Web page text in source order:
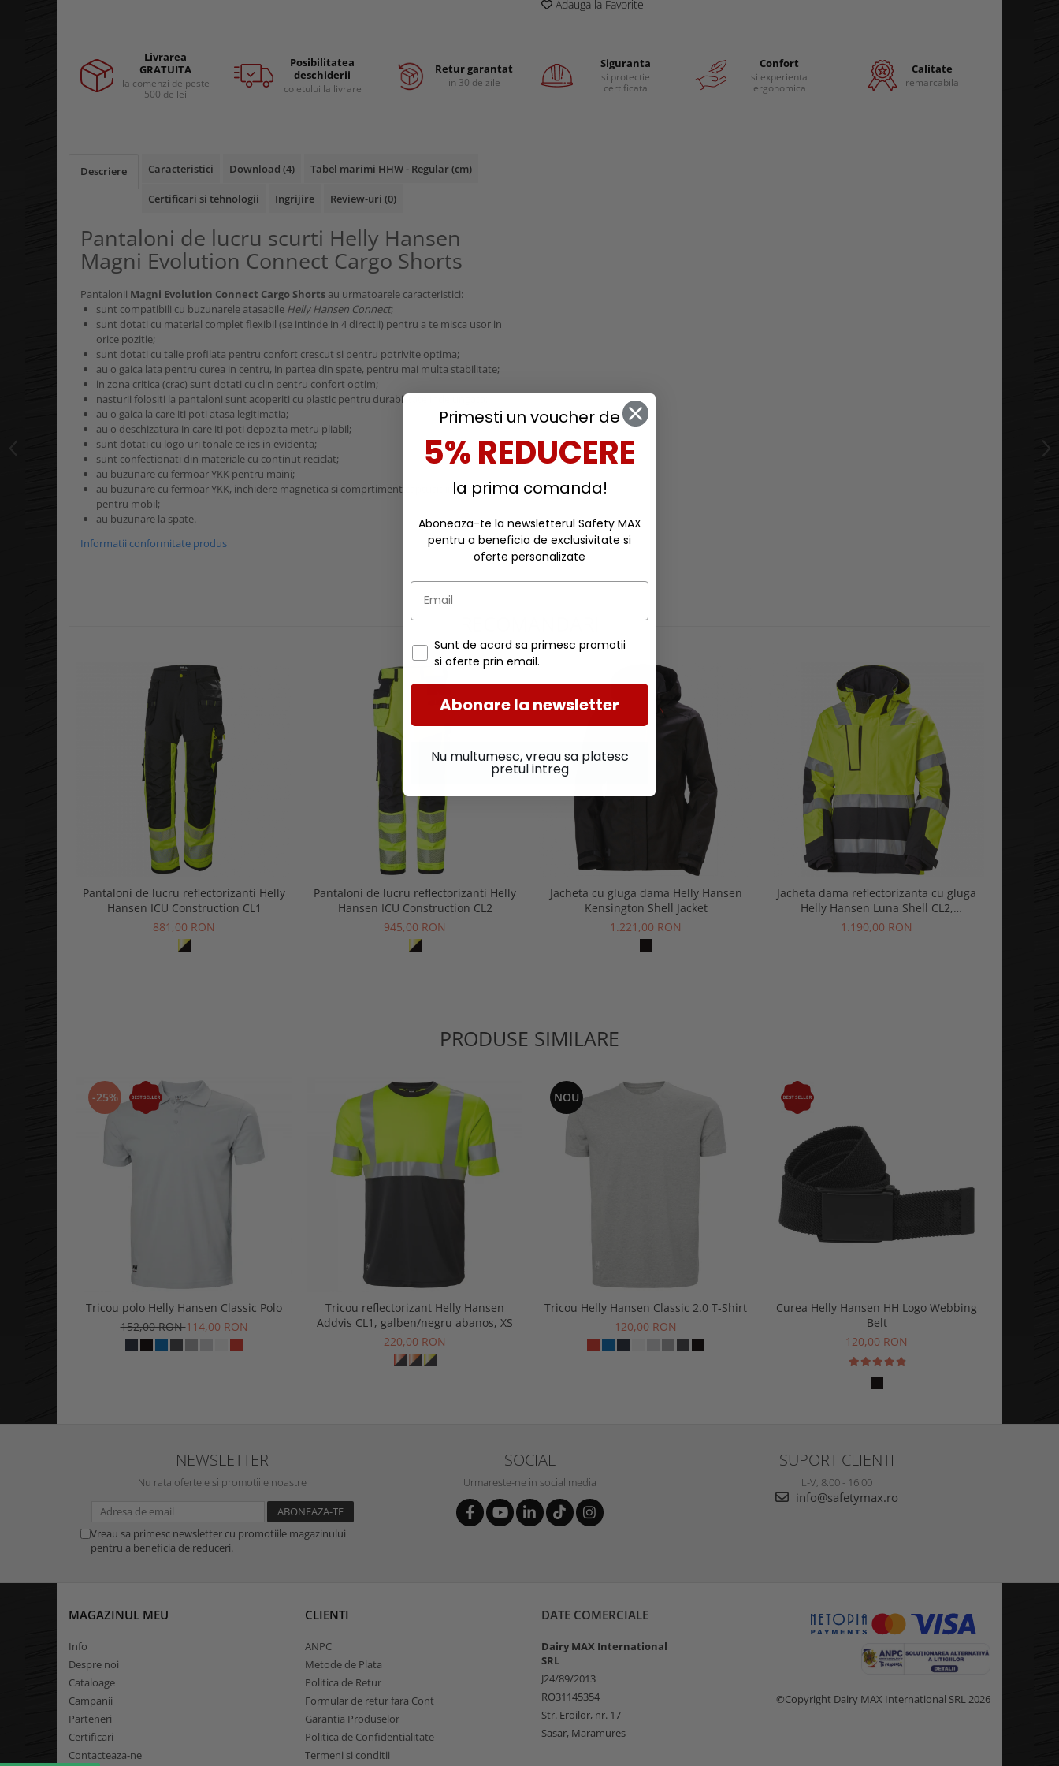
Genti si trolere
Echipamente veterinari
Echipamente trimeri ongloane
Masti protectie
Manusi protectie
Casti si antifoane protectie
Adauga la Favorite
Livrarea
GRATUITA
la comenzi de peste
500 de lei
Posibilitatea
deschiderii
coletului la livrare
Retur garantat
in 30 de zile
Siguranta
si protectie
certificata
Confort
si experienta
ergonomica
Calitate
remarcabila
Descriere Caracteristici Download (4) Tabel marimi HHW - Regular (cm)
Certificari si tehnologii Ingrijire Review-uri (0)
Pantaloni de lucru scurti Helly Hansen
Magni Evolution Connect Cargo Shorts
Pantalonii Magni Evolution Connect Cargo Shorts au urmatoarele caracteristici:
sunt compatibili cu buzunarele atasabile Helly Hansen Connect;
sunt dotati cu material complet flexibil (se intinde in 4 directii) pentru a te misca usor in
orice pozitie;
sunt dotati cu talie profilata pentru confort crescut si pentru potrivite optima;
au o gaica lata pentru curea in centru, in partea din spate, pentru mai multa stabilitate;
in zona critica (crac) sunt dotati cu clin pentru confort optim;
nasturii folositi la pantaloni sunt acoperiti cu plastic pentru durabilitate indelungata;
au o gaica la care iti poti atasa legitimatia;
au o deschizatura in care iti poti depozita metru pliabil;
sunt dotati cu logo-uri tonale ce ies in evidenta;
sunt confectionati din materiale cu continut reciclat;
au buzunare cu fermoar YKK pentru maini;
au buzunare cu fermoar YKK, inchidere magnetica si comprtiment captusit incorporat
pentru mobil;
au buzunare la spate.
Informatii conformitate produs
RECOMANDARI
Pantaloni de lucru reflectorizanti Helly
Hansen ICU Construction CL1
881,00 RON
Pantaloni de lucru reflectorizanti Helly
Hansen ICU Construction CL2
945,00 RON
Jacheta cu gluga dama Helly Hansen
Kensington Shell Jacket
1.221,00 RON
Jacheta dama reflectorizanta cu gluga
Helly Hansen Luna Shell CL2,
galben/negru, XL
1.190,00 RON
PRODUSE SIMILARE
-25%
Tricou polo Helly Hansen Classic Polo
152,00 RON114,00 RON
Tricou reflectorizant Helly Hansen
Addvis CL1, galben/negru abanos, XS
220,00 RON
NOU
Tricou Helly Hansen Classic 2.0 T-Shirt
120,00 RON
Curea Helly Hansen HH Logo Webbing
Belt
120,00 RON
NEWSLETTER
Nu rata ofertele si promotiile noastre
Vreau sa primesc newsletter cu promotiile magazinului
pentru a beneficia de reduceri.
SOCIAL
Urmareste-ne in social media
SUPORT CLIENTI
L-V, 8:00 - 16:00
info@safetymax.ro
MAGAZINUL MEU
Info
Despre noi
Cataloage
Campanii
Parteneri
Certificari
Contacteaza-ne
CLIENTI
ANPC
Metode de Plata
Politica de Retur
Formular de retur fara Cont
Garantia Produselor
Politica de Confidentialitate
Termeni si conditii
DATE COMERCIALE
Dairy MAX International
SRL
J24/89/2013
RO31145354
Str. Eroilor, nr. 17
Sasar, Maramures
©Copyright Dairy MAX International SRL 2026
Primesti un voucher de
5% REDUCERE
la prima comanda!
Aboneaza-te la newsletterul Safety MAX
pentru a beneficia de exclusivitate si
oferte personalizate
Sunt de acord sa primesc promotii
si oferte prin email.
Abonare la newsletter
Nu multumesc, vreau sa platesc
pretul intreg